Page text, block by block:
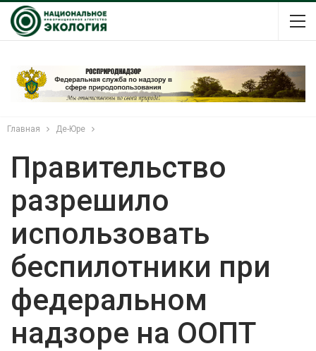
Главная Де-Юре
Правительство
разрешило
использовать
беспилотники при
федеральном
надзоре на ООПТ